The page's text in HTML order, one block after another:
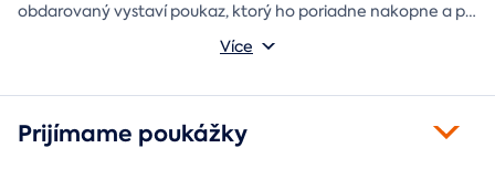
obdarovaný vystaví poukaz, ktorý ho poriadne nakopne a po
absolvovaní tam poputuje fotka zo zážitku, ktorá pri každom
Môžete vybrať z motívov balónový, tunelový a univerzálny
Více
Prijímame poukážky